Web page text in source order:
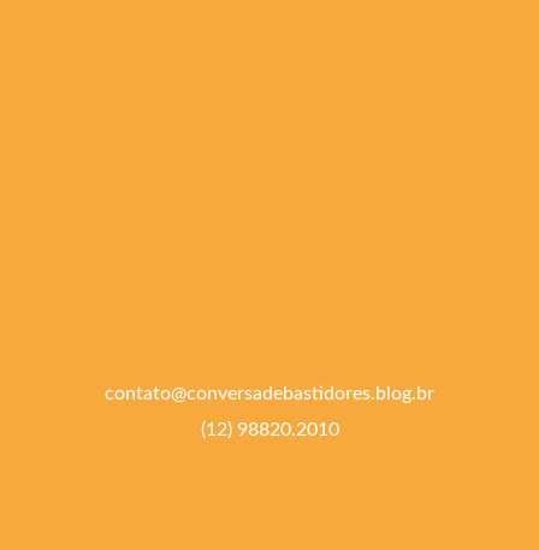
contato@conversadebastidores.blog.br
(12) 98820.2010